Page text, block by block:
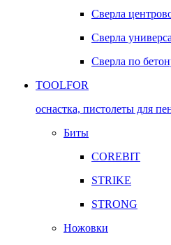
Сверла
Сверла
Сверла по
TOOLFOR
оснастка, пистолеты для
Биты
COREBIT
STRIKE
STRONG
Ножовки